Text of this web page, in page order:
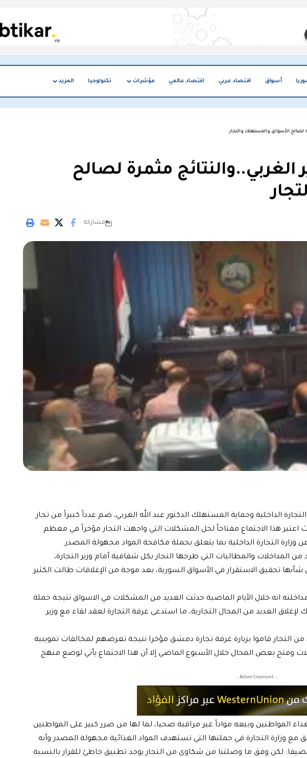
أسواق اقتصاد عربي اقتصاد عالمي مؤشرات تكنولوجيا المزيد
لصالح الأسواق والمستهلك والتجار
الغربي..والنتائج مثمرة لصالح
مشاركة
الداخلية وحماية المستهلك الدكتور عبد الله الغربي، ضم عدداً كبيراً من تجار
هذا الاجتماع مفتاحاً لحل المشكلات التي واجهت التجار مؤخراً في معظم
وزارة التجارة الداخلية بما يتعلق بحملة مكافحة المواد مجهولة المصدر.
المداخلات والمطالبات التي طرحها التجار بكل شفافية أمام وزير التجارة،
تحقيق الاستقرار في الأسواق السورية، بعد موجة من الإغلاقات طالت الكثير
انه خلال الأيام الماضية حدثت العديد من المشكلات في الاسواق نتيجة حملة
لإغلاق العديد من المحال التجارية، ما استدعى غرفة التجارة لعقد لقاء مع وزير
قاموا بزيارة غرفة تجارة دمشق مؤخرا نتيجة تعرضهم لمخالفات تموينية
وفتح بعض المحال خلال الأسبوع الماضي إلا أن هذا الاجتماع يأتي لوضع منهج
- Advertisement -
المواطنين وبيعه مواداً غير مراقبة صحيا، لما لها من ضرر كبير على المواطنين
وزارة التجارة في حملتها التي تستهدف المواد الغذائية مجهولة المصدر وأنه
لكن وفق ما وصلتنا من شكاوى من التجار يوجد تطبيق خاطئ للقرار بالنسبة